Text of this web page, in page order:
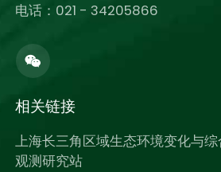
电话：021 - 34205866
相关链接
上海长三角区域生态环境变化与
观测研究站